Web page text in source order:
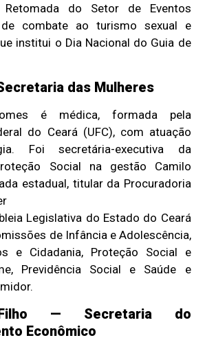
Retomada do Setor de Eventos
de combate ao turismo sexual e
institui o Dia Nacional do Guia de
das Mulheres
é médica, formada pela
do Ceará (UFC), com atuação
Foi secretária-executiva da
Social na gestão Camilo
estadual, titular da Procuradoria
Legislativa do Estado do Ceará
de Infância e Adolescência,
e Cidadania, Proteção Social e
Previdência Social e Saúde e
Filho — Secretaria do
Econômico